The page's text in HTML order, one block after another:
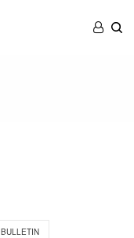
BULLETIN